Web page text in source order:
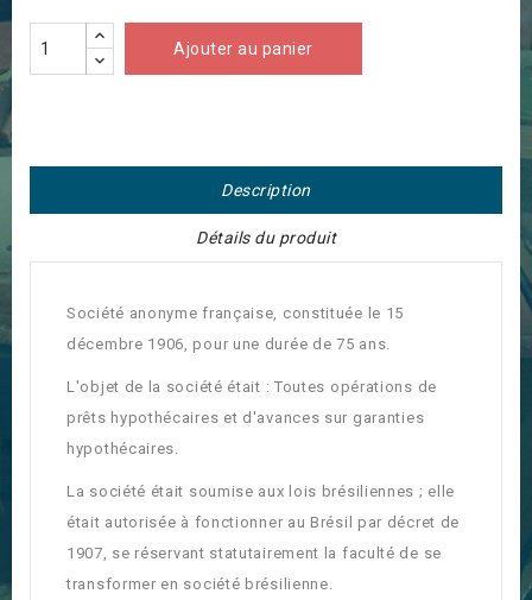
Ajouter au panier
Description
Détails du produit
Société anonyme française, constituée le 15
décembre 1906, pour une durée de 75 ans.
L'objet de la société était : Toutes opérations de
prêts hypothécaires et d'avances sur garanties
hypothécaires.
La société était soumise aux lois brésiliennes ; elle
était autorisée à fonctionner au Brésil par décret de
1907, se réservant statutairement la faculté de se
transformer en société brésilienne.